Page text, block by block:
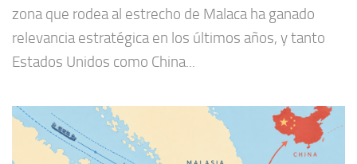
zona que rodea al estrecho de Malaca ha ganado
relevancia estratégica en los últimos años, y tanto
Estados Unidos como China...